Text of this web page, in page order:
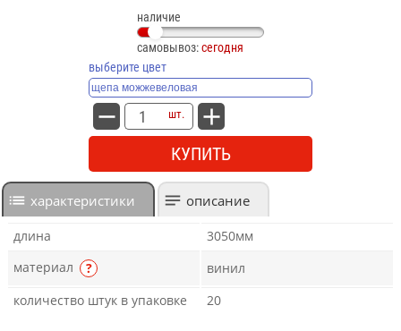
наличие
самовывоз:сегодня
выберите цвет
шт.
КУПИТЬ
характеристики описание
длина
3050мм
материал
?
винил
количество штук в упаковке
20